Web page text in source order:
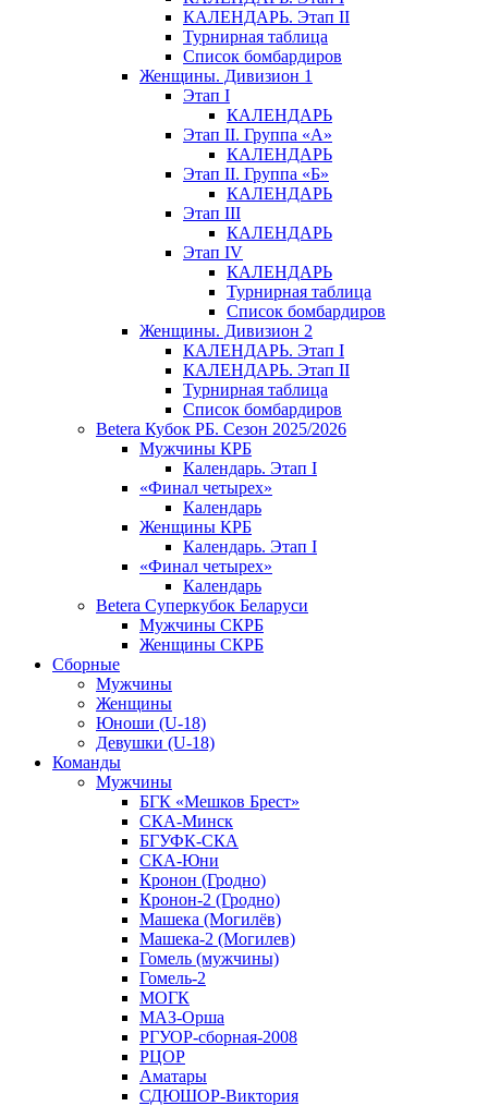
КАЛЕНДАРЬ. Этап II
Турнирная таблица
Список бомбардиров
Женщины. Дивизион 1
Этап I
КАЛЕНДАРЬ
Этап II. Группа «А»
КАЛЕНДАРЬ
Этап II. Группа «Б»
КАЛЕНДАРЬ
Этап III
КАЛЕНДАРЬ
Этап IV
КАЛЕНДАРЬ
Турнирная таблица
Список бомбардиров
Женщины. Дивизион 2
КАЛЕНДАРЬ. Этап I
КАЛЕНДАРЬ. Этап II
Турнирная таблица
Список бомбардиров
Betera Кубок РБ. Сезон 2025/2026
Мужчины КРБ
Календарь. Этап I
«Финал четырех»
Календарь
Женщины КРБ
Календарь. Этап I
«Финал четырех»
Календарь
Betera Суперкубок Беларуси
Мужчины СКРБ
Женщины СКРБ
Сборные
Мужчины
Женщины
Юноши (U-18)
Девушки (U-18)
Команды
Мужчины
БГК «Мешков Брест»
СКА-Минск
БГУФК-СКА
СКА-Юни
Кронон (Гродно)
Кронон-2 (Гродно)
Машека (Могилёв)
Машека-2 (Могилев)
Гомель (мужчины)
Гомель-2
МОГК
МАЗ-Орша
РГУОР-сборная-2008
РЦОР
Аматары
СДЮШОР-Виктория